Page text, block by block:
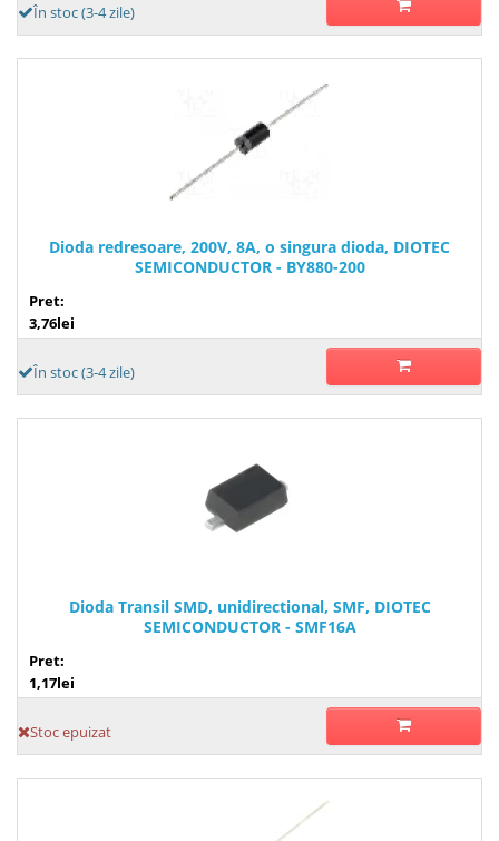
În stoc (3-4 zile)
Dioda redresoare, 200V, 8A, o singura dioda, DIOTEC
SEMICONDUCTOR - BY880-200
Pret:
3,76lei
În stoc (3-4 zile)
Dioda Transil SMD, unidirectional, SMF, DIOTEC
SEMICONDUCTOR - SMF16A
Pret:
1,17lei
Stoc epuizat